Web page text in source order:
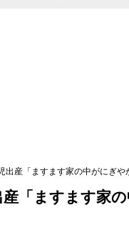
出産「ますます家の中がにぎや
「ますます家の